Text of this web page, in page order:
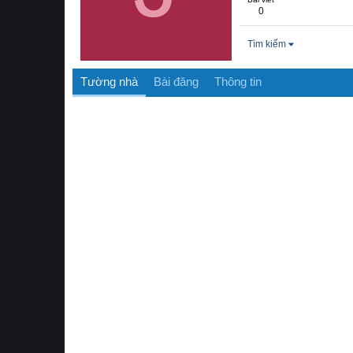
0
Tìm kiếm
Tường nhà Bài đăng Thông tin